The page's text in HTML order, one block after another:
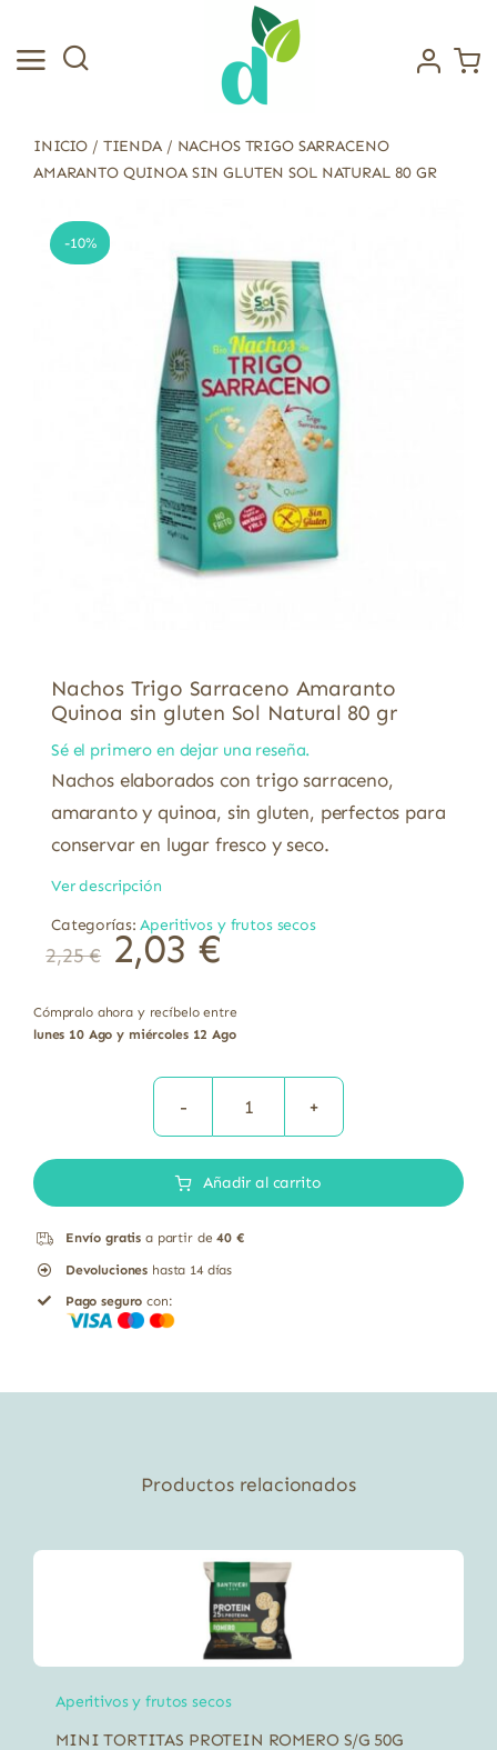
contenido
INICIO / TIENDA/ NACHOS TRIGO SARRACENO
AMARANTO QUINOA SIN GLUTEN SOL NATURAL 80 GR
-10%
Nachos Trigo Sarraceno Amaranto
Quinoa sin gluten Sol Natural 80 gr
Sé el primero en dejar una reseña.
Nachos elaborados con trigo sarraceno,
amaranto y quinoa, sin gluten, perfectos para
conservar en lugar fresco y seco.
Ver descripción
Categorías:Aperitivos y frutos secos
2,25€ 2,03 €
Cómpralo ahora y recíbelo entre
lunes 10 Ago y miércoles 12 Ago
Nachos
Sarraceno
cantidad
Añadir al carrito
Envío gratis a partir de40 €
Devoluciones hasta 14 días
Pago seguro con:
Productos relacionados
Aperitivos y frutos secos
MINI TORTITAS PROTEIN ROMERO S/G 50G